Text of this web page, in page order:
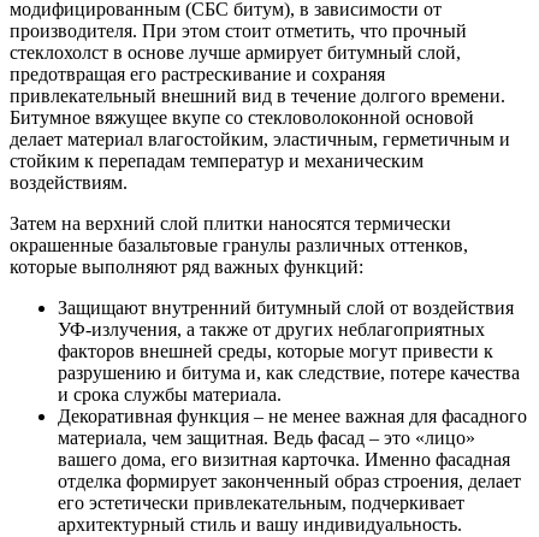
модифицированным (СБС битум), в зависимости от
производителя. При этом стоит отметить, что прочный
стеклохолст в основе лучше армирует битумный слой,
предотвращая его растрескивание и сохраняя
привлекательный внешний вид в течение долгого времени.
Битумное вяжущее вкупе со стекловолоконной основой
делает материал влагостойким, эластичным, герметичным и
стойким к перепадам температур и механическим
воздействиям.
Затем на верхний слой плитки наносятся термически
окрашенные базальтовые гранулы различных оттенков,
которые выполняют ряд важных функций:
Защищают внутренний битумный слой от воздействия
УФ-излучения, а также от других неблагоприятных
факторов внешней среды, которые могут привести к
разрушению и битума и, как следствие, потере качества
и срока службы материала.
Декоративная функция – не менее важная для фасадного
материала, чем защитная. Ведь фасад – это «лицо»
вашего дома, его визитная карточка. Именно фасадная
отделка формирует законченный образ строения, делает
его эстетически привлекательным, подчеркивает
архитектурный стиль и вашу индивидуальность.